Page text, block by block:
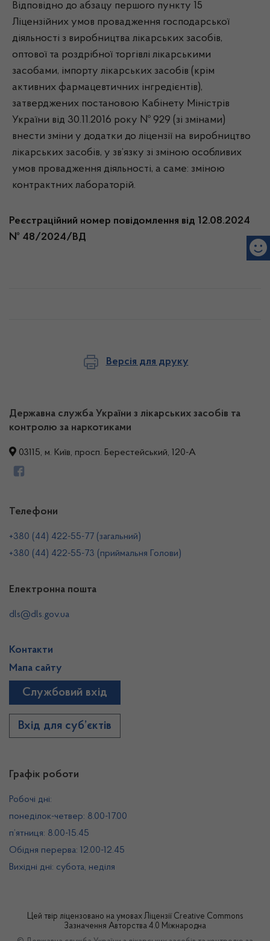
Відповідно до абзацу першого пункту 15
Ліцензійних умов провадження господарської
діяльності з виробництва лікарських засобів,
оптової та роздрібної торгівлі лікарськими
засобами, імпорту лікарських засобів (крім
активних фармацевтичних інгредієнтів),
затверджених постановою Кабінету Міністрів
України від 30.11.2016 року № 929 (зі змінами)
внести зміни у додатки до ліцензії на виробництво
лікарських засобів, у зв’язку зі зміною особливих
умов провадження діяльності, а саме: зміною
контрактних лабораторій.
Реєстраційний номер повідомлення від 12.08.2024
№ 48/2024/ВД
Версія для друку
Державна служба України з лікарських засобів та
контролю за наркотиками
03115, м. Київ, просп. Берестейський, 120-А
Графік роботи
Робочі дні:
понеділок-четвер: 8.00-17.00
п’ятниця: 8.00-15.45
Обідня перерва: 12.00-12.45
Вихідні дні: субота, неділя
Телефони
+380 (44) 422-55-77 (загальний)
+380 (44) 422-55-73 (приймальня Голови)
Електронна пошта
dls@dls.gov.ua
Контакти
Мапа сайту
Службовий вхід
Вхід для суб’єктів
Цей твір ліцензовано на умовах Ліцензії Creative Commons
Зазначення Авторства 4.0 Міжнародна